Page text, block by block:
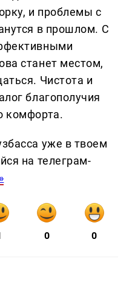
и проблемы с
в прошлом. С
станет местом,
Чистота и
благополучия
комфорта.
уже в твоем
на телеграм-
0 0